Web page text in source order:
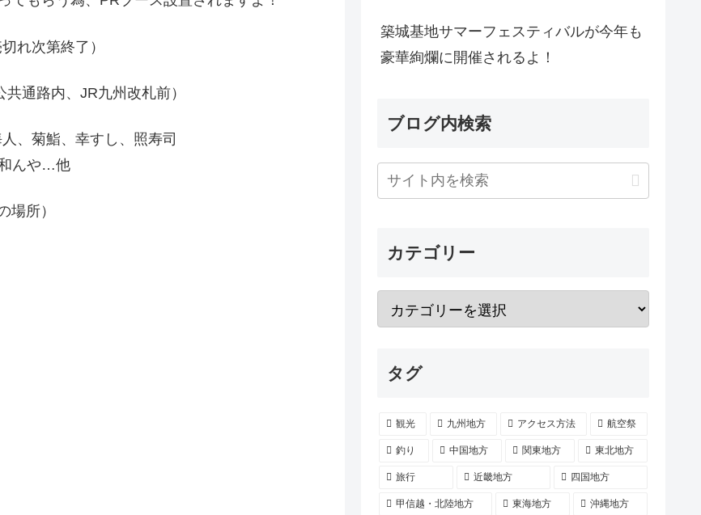
れ次第終了）
通路内、JR九州改札前）
、菊鮨、幸すし、照寿司
や…他
場所）
築城基地サマーフェスティバルが今年も
豪華絢爛に開催されるよ！
ブログ内検索
カテゴリー
タグ
観光 九州地方 アクセス方法 航空祭
釣り 中国地方 関東地方 東北地方
旅行 近畿地方 四国地方
甲信越・北陸地方 東海地方 沖縄地方